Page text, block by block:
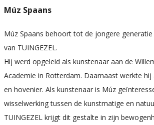
Múz Spaans
Múz Spaans behoort tot de jongere generatie
van TUINGEZEL.
Hij werd opgeleid als kunstenaar aan de
Academie in Rotterdam. Daarnaast werkte hij
en hovenier. Als kunstenaar is Múz
wisselwerking tussen de kunstmatige en
TUINGEZEL krijgt dit gestalte in zijn